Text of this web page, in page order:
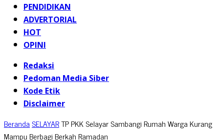
PENDIDIKAN
ADVERTORIAL
HOT
OPINI
Redaksi
Pedoman Media Siber
Kode Etik
Disclaimer
BerandaSELAYARTP PKK Selayar Sambangi Rumah Warga Kurang
Mampu Berbagi Berkah Ramadan